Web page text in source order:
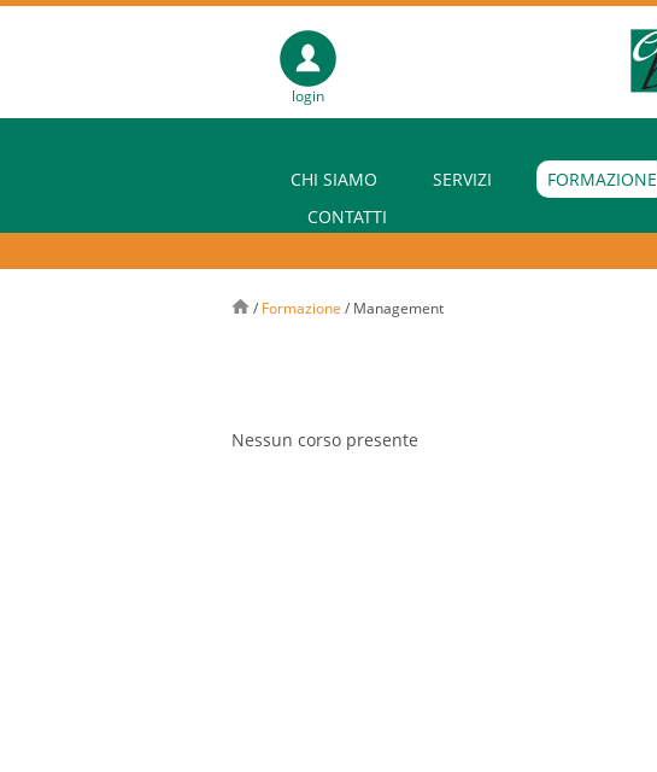
login
CHI SIAMO SERVIZI FORMAZIONE
CONTATTI
/ Formazione / Management
Nessun corso presente